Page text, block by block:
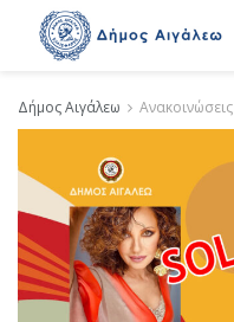
Δήμος Αιγάλεω Ανακοινώσεις